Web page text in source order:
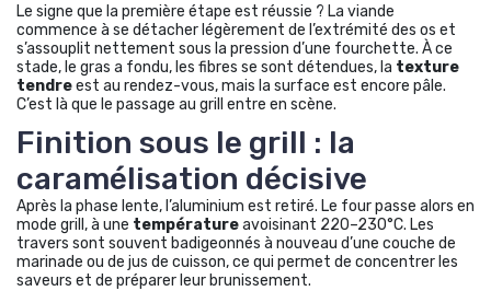
Le signe que la première étape est réussie ? La viande
commence à se détacher légèrement de l’extrémité des os et
s’assouplit nettement sous la pression d’une fourchette. À ce
stade, le gras a fondu, les fibres se sont détendues, la texture
tendreest au rendez-vous, mais la surface est encore pâle.
C’est là que le passage au grill entre en scène.
Finition sous le grill : la
caramélisation décisive
Après la phase lente, l’aluminium est retiré. Le four passe alors en
mode grill, à une températureavoisinant 220–230°C. Les
travers sont souvent badigeonnés à nouveau d’une couche de
marinade ou de jus de cuisson, ce qui permet de concentrer les
saveurs et de préparer leur brunissement.